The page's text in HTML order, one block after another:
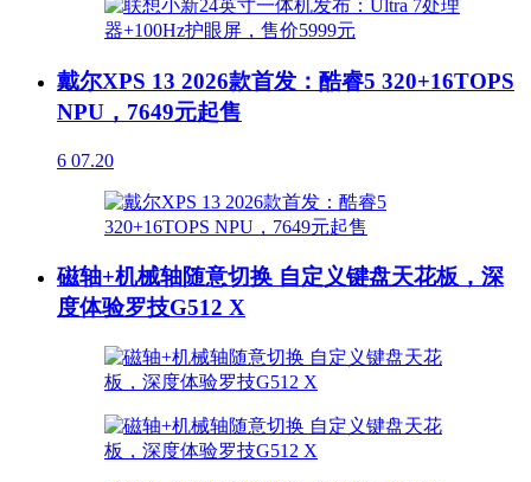
戴尔XPS 13 2026款首发：酷睿5 320+16TOPS
NPU，7649元起售
6 07.20
磁轴+机械轴随意切换 自定义键盘天花板，深
度体验罗技G512 X